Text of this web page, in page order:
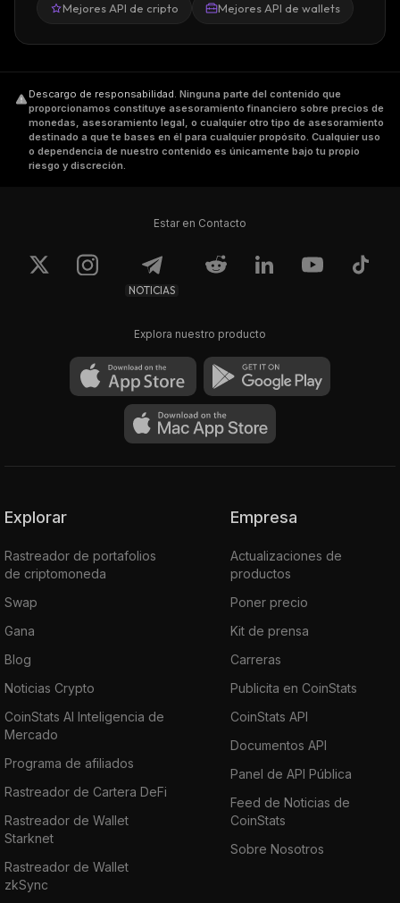
Mejores API de cripto Mejores API de wallets
Descargo de responsabilidad. Ninguna parte del contenido que
proporcionamos constituye asesoramiento financiero sobre precios de
monedas, asesoramiento legal, o cualquier otro tipo de asesoramiento
destinado a que te bases en él para cualquier propósito. Cualquier uso
o dependencia de nuestro contenido es únicamente bajo tu propio
riesgo y discreción.
Estar en Contacto
NOTICIAS
Explora nuestro producto
Explorar
Rastreador de portafolios
de criptomoneda
Swap
Gana
Blog
Noticias Crypto
CoinStats AI Inteligencia de
Mercado
Programa de afiliados
Rastreador de Cartera DeFi
Rastreador de Wallet
Starknet
Rastreador de Wallet
zkSync
Empresa
Actualizaciones de
productos
Poner precio
Kit de prensa
Carreras
Publicita en CoinStats
CoinStats API
Documentos API
Panel de API Pública
Feed de Noticias de
CoinStats
Sobre Nosotros